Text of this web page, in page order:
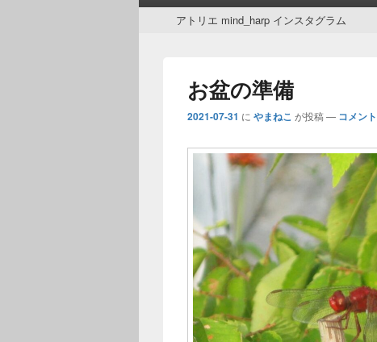
アトリエ mind_harp インスタグラム
お盆の準備
2021-07-31 に やまねこ が投稿 — コメン